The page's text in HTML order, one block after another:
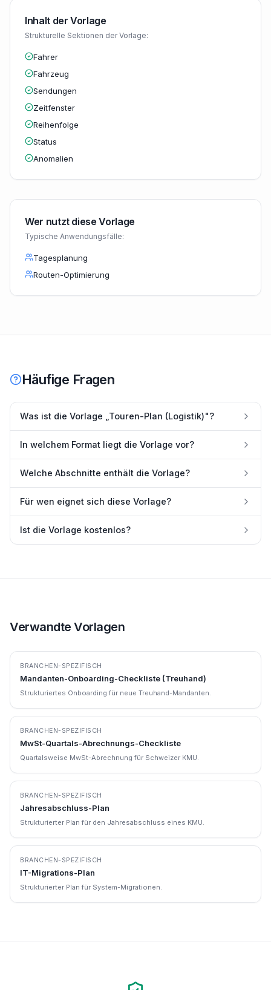
Inhalt der Vorlage
Strukturelle Sektionen der Vorlage:
Fahrer
Fahrzeug
Sendungen
Zeitfenster
Reihenfolge
Status
Anomalien
Wer nutzt diese Vorlage
Typische Anwendungsfälle:
Tagesplanung
Routen-Optimierung
Häufige Fragen
Was ist die Vorlage „Touren-Plan (Logistik)"?
In welchem Format liegt die Vorlage vor?
Welche Abschnitte enthält die Vorlage?
Für wen eignet sich diese Vorlage?
Ist die Vorlage kostenlos?
Verwandte Vorlagen
BRANCHEN-SPEZIFISCH
Mandanten-Onboarding-Checkliste (Treuhand)
Strukturiertes Onboarding für neue Treuhand-Mandanten.
BRANCHEN-SPEZIFISCH
MwSt-Quartals-Abrechnungs-Checkliste
Quartalsweise MwSt-Abrechnung für Schweizer KMU.
BRANCHEN-SPEZIFISCH
Jahresabschluss-Plan
Strukturierter Plan für den Jahresabschluss eines KMU.
BRANCHEN-SPEZIFISCH
IT-Migrations-Plan
Strukturierter Plan für System-Migrationen.